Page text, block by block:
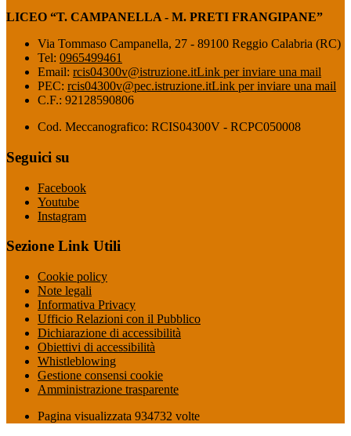
LICEO “T. CAMPANELLA - M. PRETI FRANGIPANE”
Via Tommaso Campanella, 27 - 89100 Reggio Calabria (RC)
Tel: 0965499461
Email: rcis04300v@istruzione.itLink per inviare una mail
PEC: rcis04300v@pec.istruzione.itLink per inviare una mail
C.F.: 92128590806
Cod. Meccanografico: RCIS04300V - RCPC050008
Seguici su
Facebook
Youtube
Instagram
Sezione Link Utili
Cookie policy
Note legali
Informativa Privacy
Ufficio Relazioni con il Pubblico
Dichiarazione di accessibilità
Obiettivi di accessibilità
Whistleblowing
Gestione consensi cookie
Amministrazione trasparente
Pagina visualizzata 934732 volte